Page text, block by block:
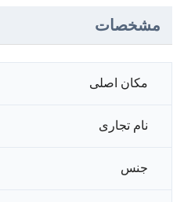
مشخصات
مکان اصلی
نام تجاری
جنس